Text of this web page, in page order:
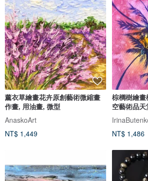
薰衣草繪畫花卉原創藝術微縮畫
作畫, 用油畫, 微型
AnaskoArt
NT$ 1,449
棕櫚樹繪
空藝術品
NT$ 1,486